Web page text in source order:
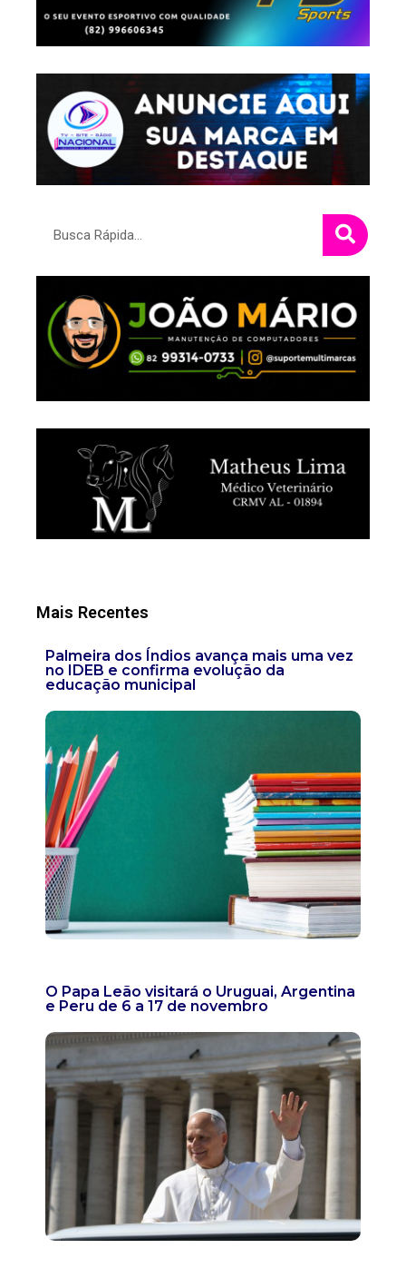
Mais Recentes
Palmeira dos Índios avança mais uma vez
no IDEB e confirma evolução da
educação municipal
O Papa Leão visitará o Uruguai, Argentina
e Peru de 6 a 17 de novembro